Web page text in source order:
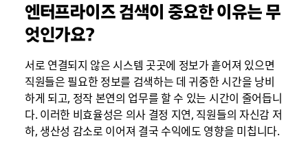
엔터프라이즈 검색이 중요한 이유는 무
엇인가요?
서로 연결되지 않은 시스템 곳곳에 정보가 흩어져 있으면
직원들은 필요한 정보를 검색하는 데 귀중한 시간을 낭비
하게 되고, 정작 본연의 업무를 할 수 있는 시간이 줄어듭니
다. 이러한 비효율성은 의사 결정 지연, 직원들의 자신감 저
하, 생산성 감소로 이어져 결국 수익에도 영향을 미칩니다.